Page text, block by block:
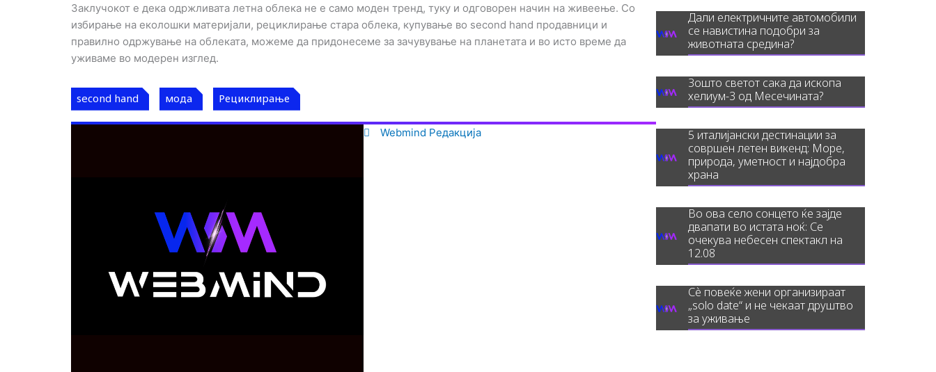
Заклучокот е дека одржливата летна облека не е само моден тренд, туку и одговорен начин на живеење. Со
избирање на еколошки материјали, рециклирање стара облека, купување во second hand продавници и
правилно одржување на облеката, можеме да придонесеме за зачувување на планетата и во исто време да
уживаме во модерен изглед.
second hand мода Рециклирање
Webmind Редакција
Дали електричните автомобили
се навистина подобри за
животната средина?
Зошто светот сака да ископа
хелиум-3 од Месечината?
5 италијански дестинации за
совршен летен викенд: Море,
природа, уметност и најдобра
храна
Во ова село сонцето ќе зајде
двапати во истата ноќ: Се
очекува небесен спектакл на
12.08
Сè повеќе жени организираат
„solo date“ и не чекаат друштво
за уживање